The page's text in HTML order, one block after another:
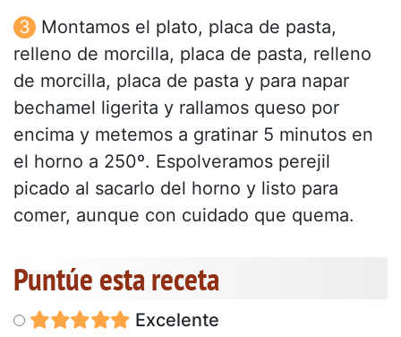
Montamos el plato, placa de pasta,
relleno de morcilla, placa de pasta, relleno
de morcilla, placa de pasta y para napar
bechamel ligerita y rallamos queso por
encima y metemos a gratinar 5 minutos en
el horno a 250º. Espolveramos perejil
picado al sacarlo del horno y listo para
comer, aunque con cuidado que quema.
Puntúe esta receta
Excelente